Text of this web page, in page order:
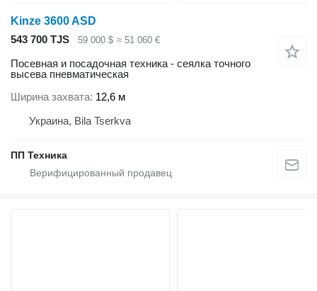
Kinze 3600 ASD
543 700 TJS
59 000 $ ≈ 51 060 €
Посевная и посадочная техника - сеялка точного
высева пневматическая
Ширина захвата 12,6 м
Украина, Bila Tserkva
ПП Техника